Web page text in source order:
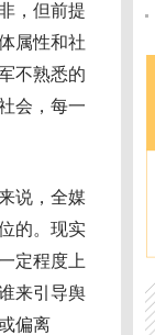
，但前提
属性和社
不熟悉的
会，每一
说，全媒
的。现实
定程度上
来引导舆
偏离